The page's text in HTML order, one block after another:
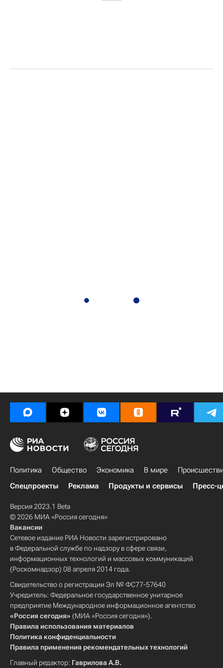
Политика Общество Экономика В мире
Спецпроекты
Реклама Продукты и сервисы Пресс-
Версия 2023.1 Beta
© 2026 МИА «Россия сегодня»
Вакансии
Сетевое издание РИА Новости зарегистрировано
в Федеральной службе по надзору в сфере связи,
информационных технологий и массовых коммуникаций
(Роскомнадзор) 08 апреля 2014 года.
Свидетельство о регистрации Эл № ФС77-57640
Учредитель: Федеральное государственное унитарное
предприятие Международное информационное агентство
«Россия сегодня» (МИА «Россия сегодня»).
Правила использования материалов
Политика конфиденциальности
Правила применения рекомендательных технологий
Главный редактор: Гаврилова А.В.